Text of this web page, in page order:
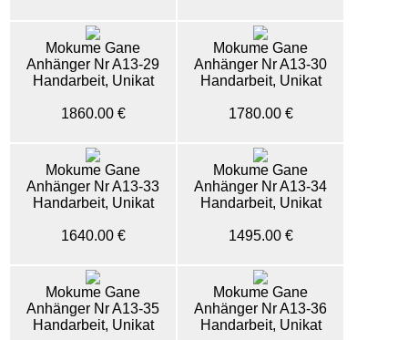
Mokume Gane
Anhänger Nr A13-29
Handarbeit, Unikat
1860.00 €
Mokume Gane
Anhänger Nr A13-30
Handarbeit, Unikat
1780.00 €
Mokume Gane
Anhänger Nr A13-33
Handarbeit, Unikat
1640.00 €
Mokume Gane
Anhänger Nr A13-34
Handarbeit, Unikat
1495.00 €
Mokume Gane
Anhänger Nr A13-35
Handarbeit, Unikat
Mokume Gane
Anhänger Nr A13-36
Handarbeit, Unikat